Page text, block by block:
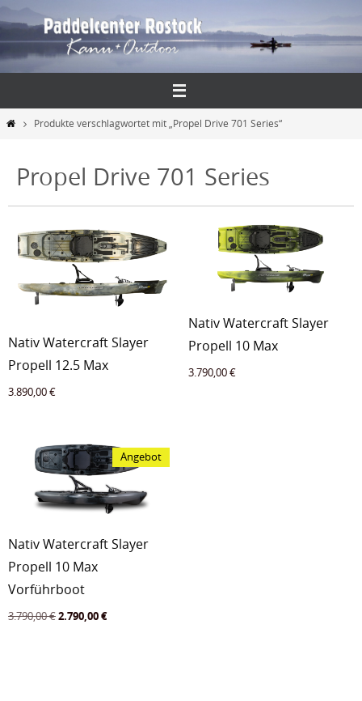
Inhalt
springen
StartProdukte verschlagwortet mit „Propel Drive 701 Series“
Propel Drive 701 Series
Nativ Watercraft Slayer
Propell 12.5 Max
3.890,00€
Nativ Watercraft Slayer
Propell 10 Max
3.790,00€
Angebot
Nativ Watercraft Slayer
Propell 10 Max
Vorführboot
3.790,00€Ursprünglicher
2.790,00€Aktueller